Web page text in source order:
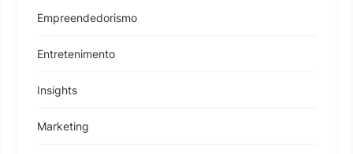
Empreendedorismo
Entretenimento
Insights
Marketing